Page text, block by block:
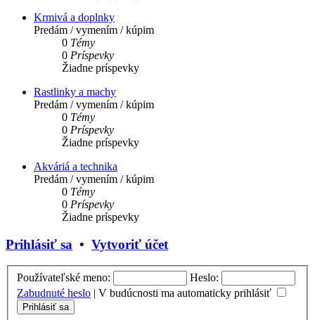
Krmivá a doplnky
Predám / vymením / kúpim
0 Témy
0 Príspevky
Žiadne príspevky
Rastlinky a machy
Predám / vymením / kúpim
0 Témy
0 Príspevky
Žiadne príspevky
Akváriá a technika
Predám / vymením / kúpim
0 Témy
0 Príspevky
Žiadne príspevky
Prihlásiť sa • Vytvoriť účet
Používateľské meno:
Heslo:
Zabudnuté heslo | V budúcnosti ma automaticky prihlásiť